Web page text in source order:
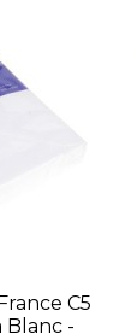
C5
Blanc -